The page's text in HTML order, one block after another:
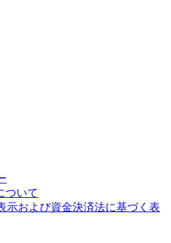
ついて
示および資金決済法に基づく表